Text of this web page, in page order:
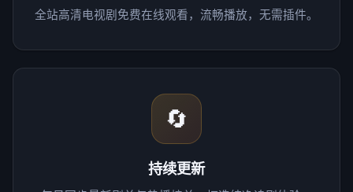
全站高清电视剧免费在线观看，流畅播放，无需插件。
🔄
持续更新